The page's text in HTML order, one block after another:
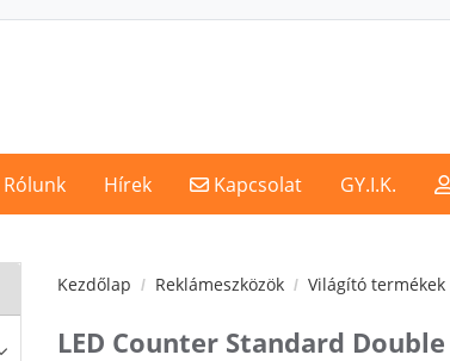
Rólunk Hírek Kapcsolat
Kapcsolat GY.I.K.
Kezdőlap Reklámeszközök Világító termékek
LED Counter Standard Double